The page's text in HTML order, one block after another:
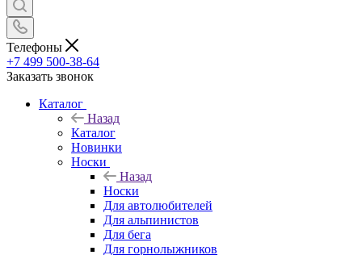
Телефоны
+7 499 500-38-64
Заказать звонок
Каталог
Назад
Каталог
Новинки
Носки
Назад
Носки
Для автолюбителей
Для альпинистов
Для бега
Для горнолыжников